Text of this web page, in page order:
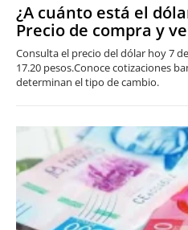
¿A cuánto está el
Precio de compra y
Consulta el precio del dólar hoy 7
17.20 pesos.Conoce cotizaciones
determinan el tipo de cambio.